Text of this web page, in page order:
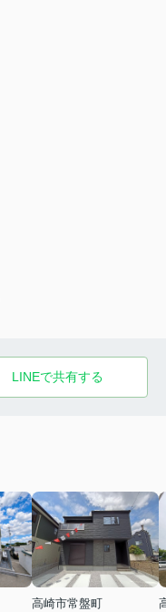
LINEで共有する
高崎市常盤町